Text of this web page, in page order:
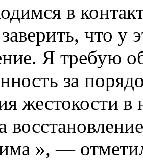
в
что у
Я требую
за
жестокости
», —